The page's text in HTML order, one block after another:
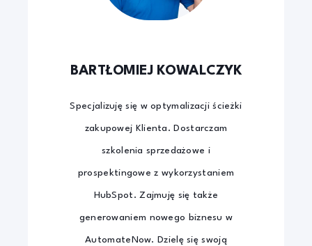
BARTŁOMIEJ KOWALCZYK
Specjalizuję się w optymalizacji ścieżki
zakupowej Klienta. Dostarczam
szkolenia sprzedażowe i
prospektingowe z wykorzystaniem
HubSpot. Zajmuję się także
generowaniem nowego biznesu w
AutomateNow. Dzielę się swoją